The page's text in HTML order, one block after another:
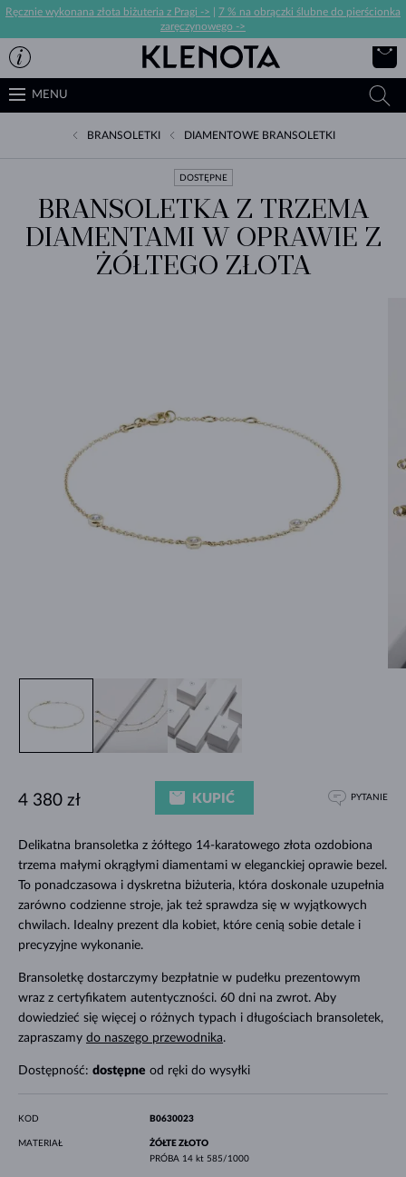
Ręcznie wykonana złota biżuteria z Pragi ->
7 % na obrączki ślubne do pierścionka
zaręczynowego ->
MENU
BRANSOLETKI DIAMENTOWE BRANSOLETKI
DOSTĘPNE
BRANSOLETKA Z TRZEMA
DIAMENTAMI W OPRAWIE Z
ŻÓŁTEGO ZŁOTA
Delikatna bransoletka z żółtego 14-karatowego złota ozdobiona
trzema małymi okrągłymi diamentami w eleganckiej oprawie bezel.
To ponadczasowa i dyskretna biżuteria, która doskonale uzupełnia
zarówno codzienne stroje, jak też sprawdza się w wyjątkowych
chwilach. Idealny prezent dla kobiet, które cenią sobie detale i
precyzyjne wykonanie.
Bransoletkę dostarczymy bezpłatnie w pudełku prezentowym
wraz z certyfikatem autentyczności. 60 dni na zwrot. Aby
dowiedzieć się więcej o różnych typach i długościach bransoletek,
zapraszamy do naszego przewodnika.
Dostępność: dostępne od ręki do wysyłki
4 380 zł KUPIĆ PYTANIE
KOD B0630023
MATERIAŁ
ŻÓŁTE ZŁOTO
PRÓBA 14 kt 585/1000